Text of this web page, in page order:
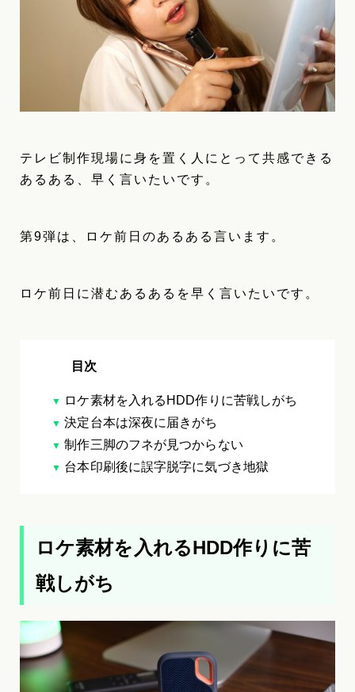
テレビ制作現場に身を置く人にとって共感できる
あるある、早く言いたいです。
第9弾は、ロケ前日のあるある言います。
ロケ前日に潜むあるあるを早く言いたいです。
目次
ロケ素材を入れるHDD作りに苦戦しがち
決定台本は深夜に届きがち
制作三脚のフネが見つからない
台本印刷後に誤字脱字に気づき地獄
ロケ素材を入れるHDD作りに苦
戦しがち